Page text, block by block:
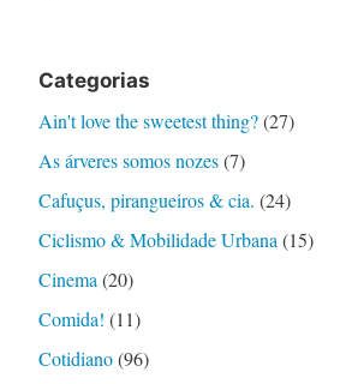
Categorias
Ain't love the sweetest thing?(27)
As árveres somos nozes(7)
Cafuçus, pirangueiros & cia. (24)
Ciclismo & Mobilidade Urbana (15)
Cinema (20)
Comida! (11)
Cotidiano(96)